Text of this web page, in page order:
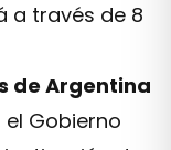
a través de 8
de Argentina
el Gobierno